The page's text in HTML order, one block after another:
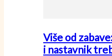
Više od
i nastavnik